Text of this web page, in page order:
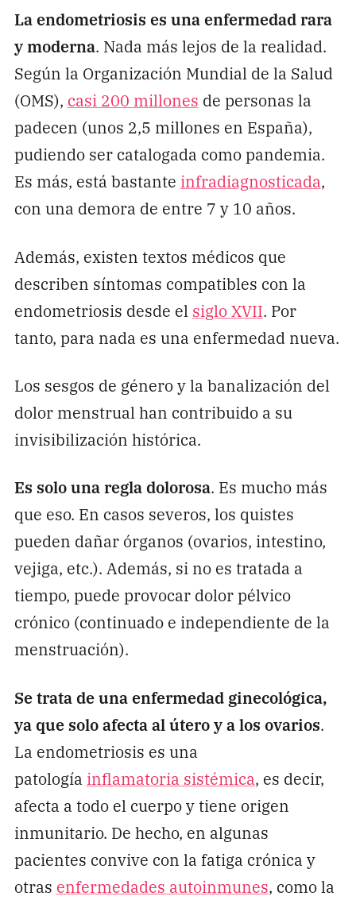
La endometriosis es una enfermedad rara
y moderna. Nada más lejos de la realidad.
Según la Organización Mundial de la Salud
(OMS), casi 200 millones de personas la
padecen (unos 2,5 millones en España),
pudiendo ser catalogada como pandemia.
Es más, está bastante infradiagnosticada,
con una demora de entre 7 y 10 años.
Además, existen textos médicos que
describen síntomas compatibles con la
endometriosis desde el siglo XVII. Por
tanto, para nada es una enfermedad nueva.
Los sesgos de género y la banalización del
dolor menstrual han contribuido a su
invisibilización histórica.
Es solo una regla dolorosa. Es mucho más
que eso. En casos severos, los quistes
pueden dañar órganos (ovarios, intestino,
vejiga, etc.). Además, si no es tratada a
tiempo, puede provocar dolor pélvico
crónico (continuado e independiente de la
menstruación).
Se trata de una enfermedad ginecológica,
ya que solo afecta al útero y a los ovarios.
La endometriosis es una
patología inflamatoria sistémica, es decir,
afecta a todo el cuerpo y tiene origen
inmunitario. De hecho, en algunas
pacientes convive con la fatiga crónica y
otras enfermedades autoinmunes, como la